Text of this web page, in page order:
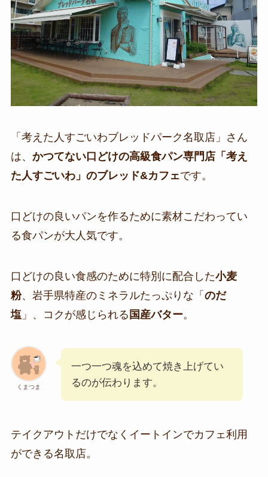
「考えた人すごいわブレッドパーク名取店」さん
は、 かつてない口どけの高級食パン専門店「考え
た人すごいわ」のブレッド&カフェです。
口どけの良いパンを作るために素材こだわってい
る食パンが大人気です。
口どけの良い食感のために特別に配合した小麦
粉、岩手県特産のミネラルたっぷりな「 のだ
塩 」、コクが感じられる 国産バター。
くまつま
一つ一つ魂を込めて焼き上げてい
るのが伝わります。
テイクアウトだけでなくイートインでカフェ利用
ができる名取店。